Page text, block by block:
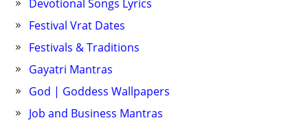
Devotional Songs Lyrics
Festival Vrat Dates
Festivals & Traditions
Gayatri Mantras
God | Goddess Wallpapers
Job and Business Mantras